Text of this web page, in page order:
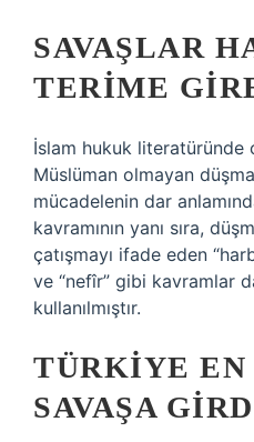
SAVAŞLAR
TERIME
İslam hukuk
Müslüman olmayan
mücadelenin dar
kavramının yanı sıra,
çatışmayı ifade eden
ve “nefîr” gibi kavramlar
kullanılmıştır.
TÜRKIYE EN
SAVAŞA